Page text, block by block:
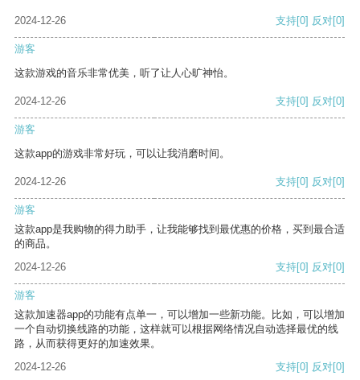
2024-12-26 支持[0] 反对[0]
游客
这款游戏的音乐非常优美，听了让人心旷神怡。
2024-12-26 支持[0] 反对[0]
游客
这款app的游戏非常好玩，可以让我消磨时间。
2024-12-26 支持[0] 反对[0]
游客
这款app是我购物的得力助手，让我能够找到最优惠的价格，买到最合适
的商品。
2024-12-26
支持[0] 反对[0]
游客
这款加速器app的功能有点单一，可以增加一些新功能。比如，可以增加
一个自动切换线路的功能，这样就可以根据网络情况自动选择最优的线
路，从而获得更好的加速效果。
2024-12-26
支持[0] 反对[0]